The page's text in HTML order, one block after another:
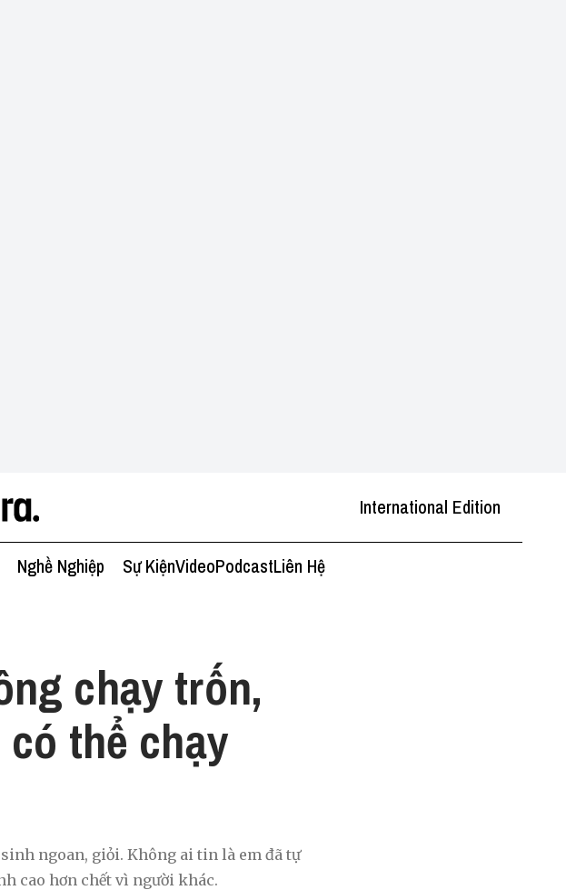
International Edition
Nghề Nghiệp Sự KiệnVideoPodcastLiên Hệ
chạy trốn,
thể chạy
ngoan, giỏi. Không ai tin là em đã tự
cao hơn chết vì người khác.